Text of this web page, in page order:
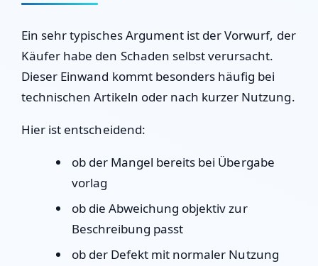
Ein sehr typisches Argument ist der Vorwurf, der
Käufer habe den Schaden selbst verursacht.
Dieser Einwand kommt besonders häufig bei
technischen Artikeln oder nach kurzer Nutzung.
Hier ist entscheidend:
ob der Mangel bereits bei Übergabe
vorlag
ob die Abweichung objektiv zur
Beschreibung passt
ob der Defekt mit normaler Nutzung